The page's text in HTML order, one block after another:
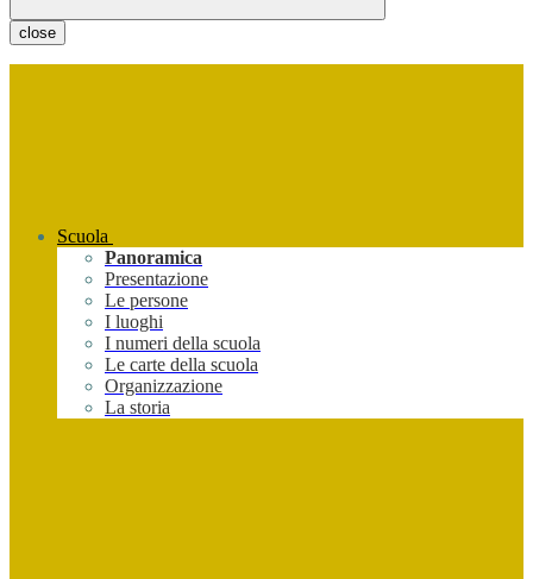
close
Scuola
Panoramica
Presentazione
Le persone
I luoghi
I numeri della scuola
Le carte della scuola
Organizzazione
La storia